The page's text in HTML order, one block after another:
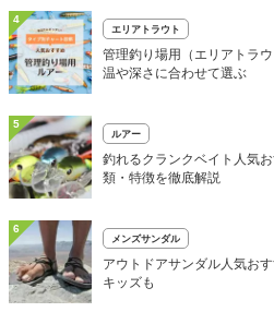
4
エリアトラウト
管理釣り場用（エリアトラ
温や深さに合わせて選ぶ
5
ルアー
釣れるクランクベイト人気
類・特徴を徹底解説
6
メンズサンダル
アウトドアサンダル人気お
キッズも